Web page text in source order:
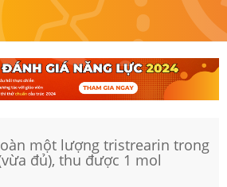
một lượng tristrearin trong
đủ), thu được 1 mol